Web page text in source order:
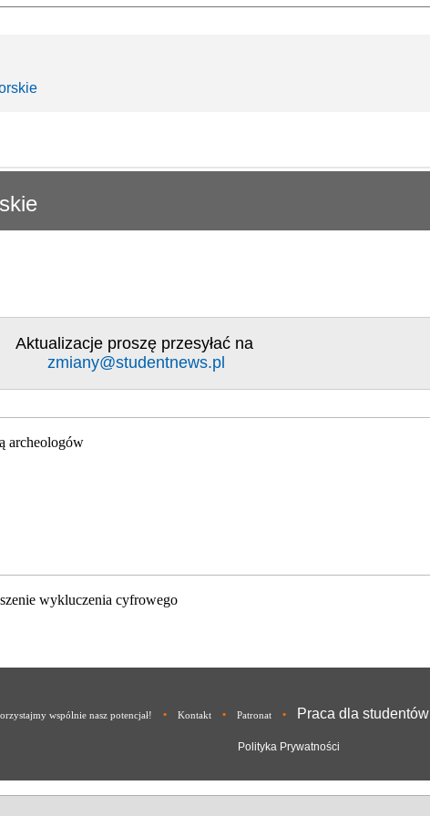
Aktualizacje proszę przesyłać na
zmiany@studentnews.pl
archeologów
wykluczenia cyfrowego
wspólnie nasz potencjał! • Kontakt • Patronat • Praca dla studentów
Polityka Prywatności